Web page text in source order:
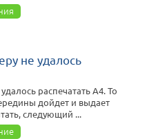
не удалось
распечатать А4. То
дойдет и выдает
следующий ...